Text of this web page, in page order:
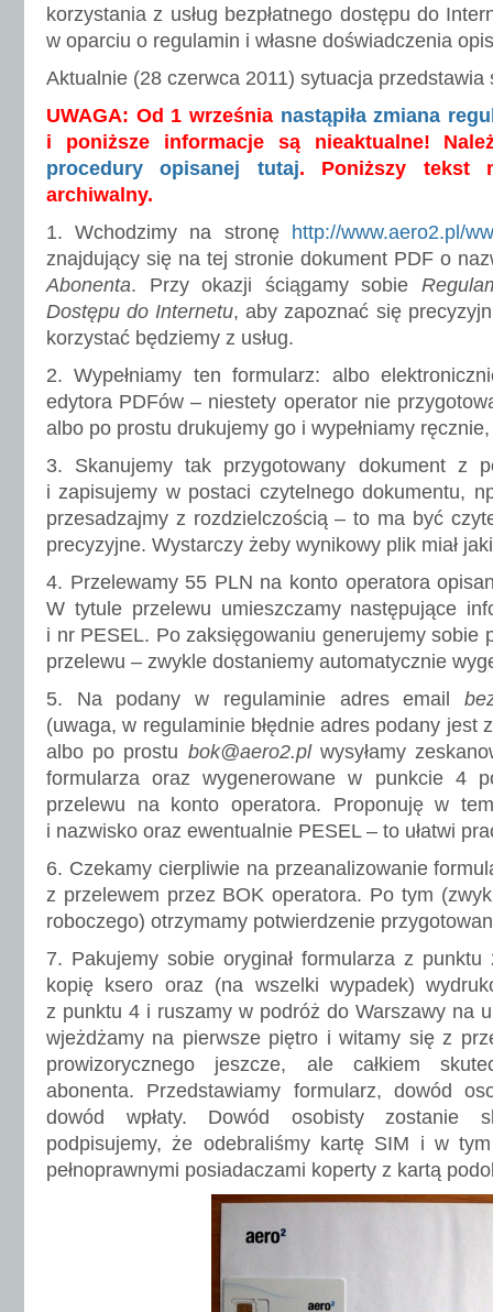
korzystania z usług bezpłatnego dostępu do
w oparciu o regulamin i własne doświadczenia
Aktualnie (28 czerwca 2011) sytuacja przedstawia
UWAGA: Od 1 września nastąpiła zmiana
i poniższe informacje są nieaktualne!
procedury opisanej tutaj. Poniższy tekst
archiwalny.
1. Wchodzimy na stronę
http://www.aero2.pl/
znajdujący się na tej stronie dokument PDF o
Abonenta. Przy okazji ściągamy sobie
Dostępu do Internetu, aby zapoznać się
korzystać będziemy z usług.
2. Wypełniamy ten formularz: albo
edytora PDFów – niestety operator nie
albo po prostu drukujemy go i wypełniamy
3. Skanujemy tak przygotowany dokument z
i zapisujemy w postaci czytelnego dokumentu,
przesadzajmy z rozdzielczością – to ma być
precyzyjne. Wystarczy żeby wynikowy plik miał
4. Przelewamy 55 PLN na konto operatora
W tytule przelewu umieszczamy następujące
i nr PESEL. Po zaksięgowaniu generujemy sobie
przelewu – zwykle dostaniemy automatycznie
5. Na podany w regulaminie adres email
(uwaga, w regulaminie błędnie adres podany jest
albo po prostu bok@aero2.plwysyłamy
formularza oraz wygenerowane w punkcie 4
przelewu na konto operatora. Proponuję w
i nazwisko oraz ewentualnie PESEL – to ułatwi
6. Czekamy cierpliwie na przeanalizowanie
z przelewem przez BOK operatora. Po tym
roboczego) otrzymamy potwierdzenie
7. Pakujemy sobie oryginał formularza z
kopię ksero oraz (na wszelki wypadek)
z punktu 4 i ruszamy w podróż do Warszawy na
wjeżdżamy na pierwsze piętro i witamy się z
prowizorycznego jeszcze, ale całkiem
abonenta. Przedstawiamy formularz, dowód
dowód wpłaty. Dowód osobisty zostanie
podpisujemy, że odebraliśmy kartę SIM i w
pełnoprawnymi posiadaczami koperty z kartą